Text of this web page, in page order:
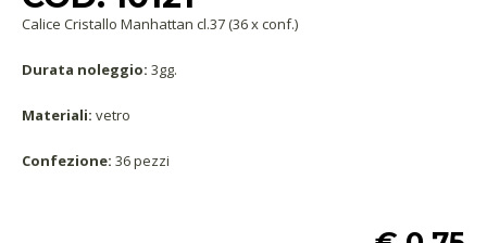
Calice Cristallo Manhattan cl.37 (36 x conf.)
Durata noleggio: 3gg.
Materiali: vetro
Confezione: 36 pezzi